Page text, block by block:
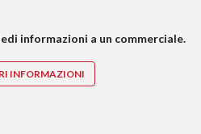
informazioni a un commerciale.
INFORMAZIONI